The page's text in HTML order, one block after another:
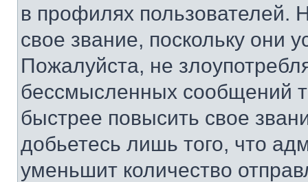
в профилях
свое звание, поскольку они
Пожалуйста, не
бессмысленных сообщений
быстрее повысить свое
добьетесь лишь того, что
уменьшит количество